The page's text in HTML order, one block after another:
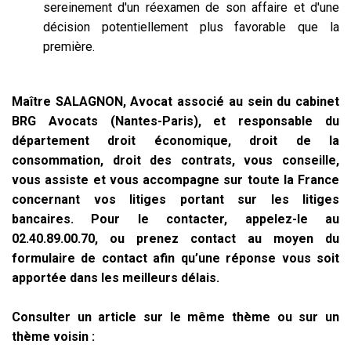
sereinement d'un réexamen de son affaire et d'une
décision potentiellement plus favorable que la
première.
Maître SALAGNON, Avocat associé au sein du cabinet
BRG Avocats (Nantes-Paris), et responsable du
département droit économique, droit de la
consommation, droit des contrats, vous conseille,
vous assiste et vous accompagne sur toute la France
concernant vos litiges portant sur les litiges
bancaires. Pour le contacter, appelez-le au
02.40.89.00.70, ou prenez contact au moyen du
formulaire de contact afin qu’une réponse vous soit
apportée dans les meilleurs délais.
Consulter un article sur le même thème ou sur un
thème voisin :